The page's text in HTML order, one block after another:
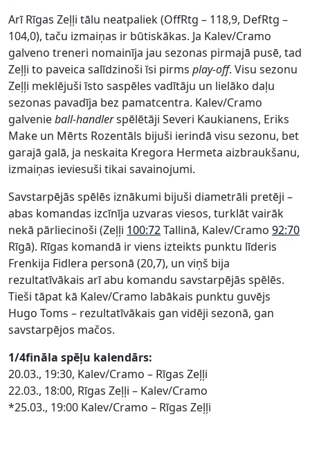
Arī Rīgas Zeļļi tālu neatpaliek (OffRtg – 118,9, DefRtg –
104,0), taču izmaiņas ir būtiskākas. Ja Kalev/Cramo
galveno treneri nomainīja jau sezonas pirmajā pusē, tad
Zeļļi to paveica salīdzinoši īsi pirms play-off. Visu sezonu
Zeļļi meklējuši īsto saspēles vadītāju un lielāko daļu
sezonas pavadīja bez pamatcentra. Kalev/Cramo
galvenieball-handlerspēlētāji Severi Kaukianens, Eriks
Make un Mērts Rozentāls bijuši ierindā visu sezonu, bet
garajā galā, ja neskaita Kregora Hermeta aizbraukšanu,
izmaiņas ieviesuši tikai savainojumi.
Savstarpējās spēlēs iznākumi bijuši diametrāli pretēji –
abas komandas izcīnīja uzvaras viesos, turklāt vairāk
nekā pārliecinoši (Zeļļi 100:72Tallinā, Kalev/Cramo 92:70
Rīgā). Rīgas komandā ir viens izteikts punktu līderis
Frenkija Fidlera personā (20,7), un viņš bija
rezultatīvākais arī abu komandu savstarpējās spēlēs.
Tieši tāpat kā Kalev/Cramo labākais punktu guvējs
Hugo Toms – rezultatīvākais gan vidēji sezonā, gan
savstarpējos mačos.
1/4fināla spēļu kalendārs:
20.03., 19:30, Kalev/Cramo – Rīgas Zeļļi
22.03., 18:00, Rīgas Zeļļi – Kalev/Cramo
*25.03., 19:00 Kalev/Cramo – Rīgas Zeļļi